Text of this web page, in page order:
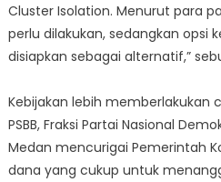
Cluster Isolation. Menurut para
perlu dilakukan, sedangkan opsi
disiapkan sebagai alternatif,”
Kebijakan lebih memberlakukan
PSBB, Fraksi Partai Nasional
Medan mencurigai Pemerintah
dana yang cukup untuk